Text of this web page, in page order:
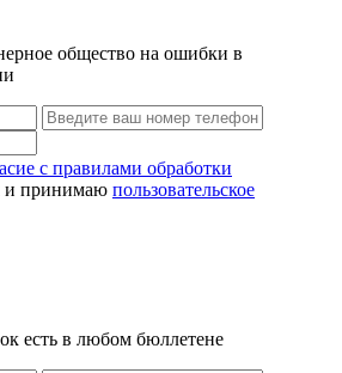
общество на ошибки в
с правилами обработки
и принимаю пользовательское
есть в любом бюллетене